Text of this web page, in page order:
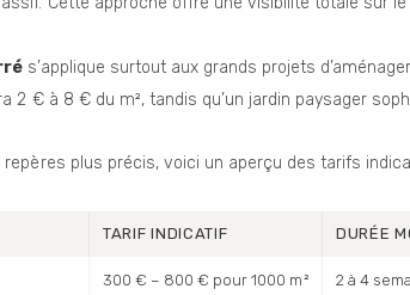
s’applique surtout aux grands projets
2 € à 8 € du m², tandis qu’un jardin paysager
repères plus précis, voici un aperçu des tarifs
TARIF INDICATIF DURÉE
300 € – 800 € pour 1000 m² 2 à 4